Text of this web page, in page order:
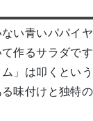
い青いパパイヤ
作るサラダで
」は叩くとい
味付けと独特